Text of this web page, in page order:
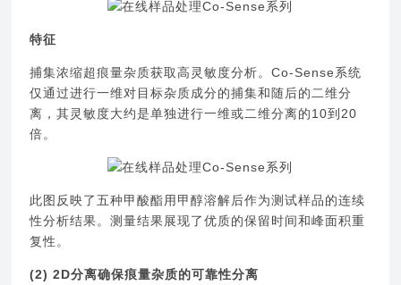
特征
捕集浓缩超痕量杂质获取高灵敏度分析。Co-Sense系统
仅通过进行一维对目标杂质成分的捕集和随后的二维分
离，其灵敏度大约是单独进行一维或二维分离的10到20
倍。
此图反映了五种甲酸酯用甲醇溶解后作为测试样品的连续
性分析结果。测量结果展现了优质的保留时间和峰面积重
复性。
(2) 2D分离确保痕量杂质的可靠性分离